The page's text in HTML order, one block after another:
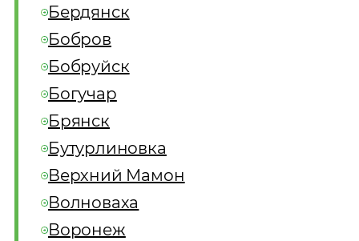
Бердянск
Бобров
Бобруйск
Богучар
Брянск
Бутурлиновка
Верхний Мамон
Волноваха
Воронеж